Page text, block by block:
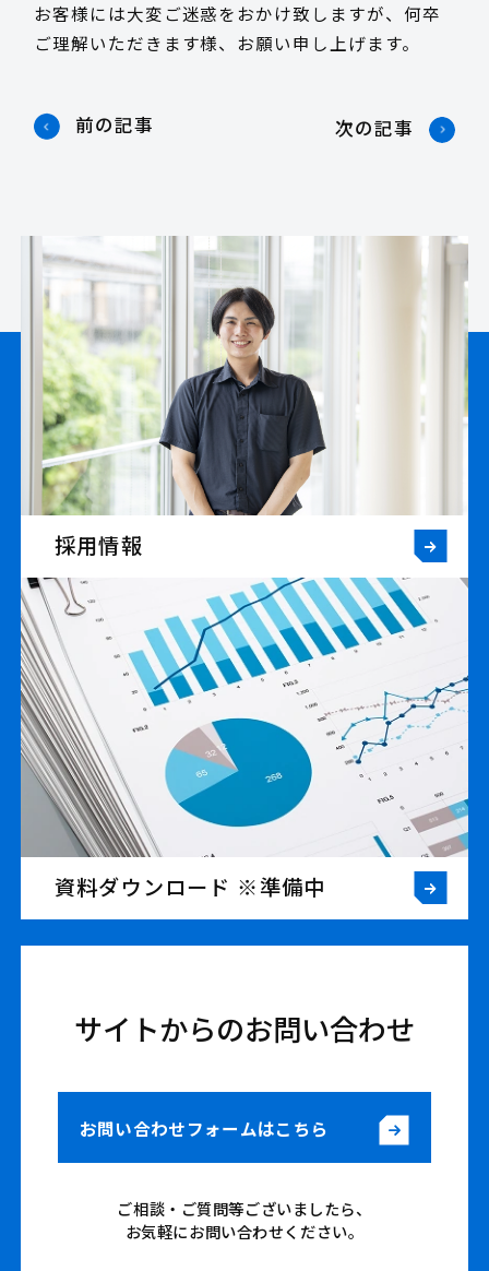
お電話でのお問い合わせ
平日 9:15~17:45
0985-29-5376
お客様には大変ご迷惑をおかけ致しますが、何卒
ご理解いただきます様、お願い申し上げます。
前の記事 次の記事
採用情報
資料ダウンロード ※準備中
サイトからのお問い合わせ
お問い合わせフォームはこちら
ご相談・ご質問等ございましたら、
お気軽にお問い合わせください。